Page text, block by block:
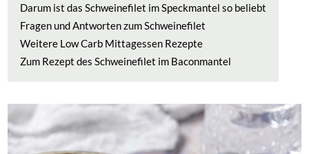
Darum ist das Schweinefilet im Speckmantel so beliebt
Fragen und Antworten zum Schweinefilet
Weitere Low Carb Mittagessen Rezepte
Zum Rezept des Schweinefilet im Baconmantel